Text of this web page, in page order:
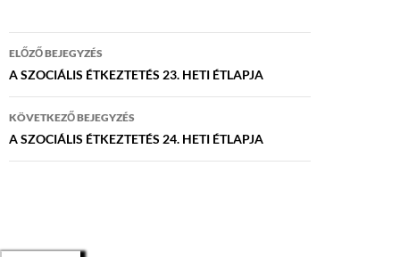
Bejegyzés
navigáció
ELŐZŐ BEJEGYZÉS
A SZOCIÁLIS ÉTKEZTETÉS 23. HETI ÉTLAPJA
KÖVETKEZŐ BEJEGYZÉS
A SZOCIÁLIS ÉTKEZTETÉS 24. HETI ÉTLAPJA